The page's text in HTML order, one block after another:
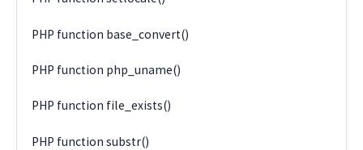
PHP function base_convert()
PHP function php_uname()
PHP function file_exists()
PHP function substr()